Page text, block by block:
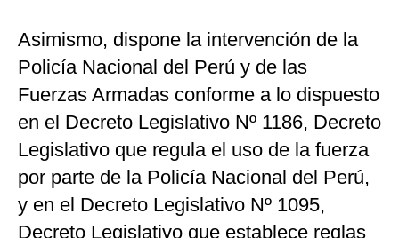
Asimismo, dispone la intervención de la
Policía Nacional del Perú y de las
Fuerzas Armadas conforme a lo dispuesto
en el Decreto Legislativo Nº 1186, Decreto
Legislativo que regula el uso de la fuerza
por parte de la Policía Nacional del Perú,
y en el Decreto Legislativo Nº 1095,
Decreto Legislativo que establece reglas